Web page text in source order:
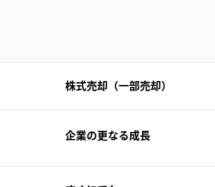
株式売却（一部売却）
企業の更なる成長